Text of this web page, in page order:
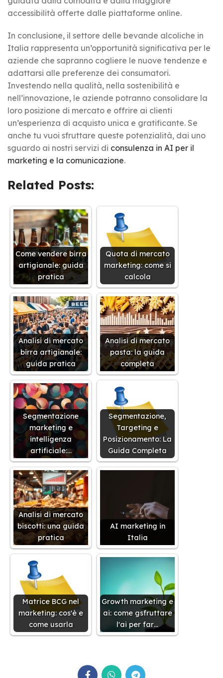
accessibilità offerte dalle piattaforme online.
In conclusione, il settore delle bevande alcoliche in
Italia rappresenta un’opportunità significativa per le
aziende che sapranno cogliere le nuove tendenze e
adattarsi alle preferenze dei consumatori.
Investendo nella qualità, nella sostenibilità e
nell’innovazione, le aziende potranno consolidare la
loro posizione di mercato e offrire ai clienti
un’esperienza di acquisto unica e gratificante. Se
anche tu vuoi sfruttare queste potenzialità, dai uno
sguardo ai nostri servizi di consulenza in AI per il
marketing e la comunicazione.
Related Posts:
Come vendere birra
artigianale: guida
pratica
Quota di mercato
marketing: come si
calcola
Analisi di mercato
birra artigianale:
guida pratica
Analisi di mercato
pasta: la guida
completa
Segmentazione
marketing e
intelligenza
artificiale:…
Segmentazione,
Targeting e
Posizionamento: La
Guida Completa
Analisi di mercato
biscotti: una guida
pratica
AI marketing in
Italia
Matrice BCG nel
marketing: cos'è e
come usarla
Growth marketing e
ai: come gsfruttare
l'ai per far…